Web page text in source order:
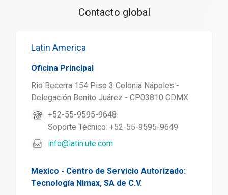
Contacto global
Latin America
Oficina Principal
Rio Becerra 154 Piso 3 Colonia Nápoles -
Delegación Benito Juárez - CP03810 CDMX
+52-55-9595-9648
Soporte Técnico: +52-55-9595-9649
info@latin.ute.com
Mexico - Centro de Servicio Autorizado:
Tecnología Nimax, SA de C.V.